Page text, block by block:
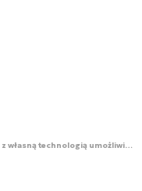
IS-Wireless z własną technologią umożliwiająca wdrożenie 5G